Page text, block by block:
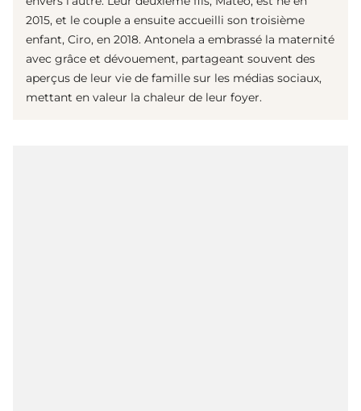
2015, et le couple a ensuite accueilli son troisième
enfant, Ciro, en 2018. Antonela a embrassé la maternité
avec grâce et dévouement, partageant souvent des
aperçus de leur vie de famille sur les médias sociaux,
mettant en valeur la chaleur de leur foyer.